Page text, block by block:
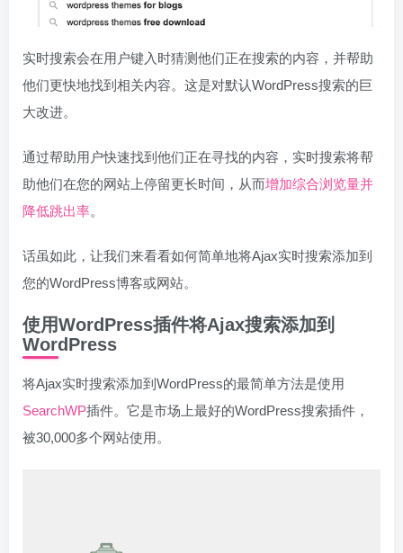
实时搜索会在用户键入时猜测他们正在搜索的内容，并帮助
他们更快地找到相关内容。这是对默认WordPress搜索的巨
大改进。
通过帮助用户快速找到他们正在寻找的内容，实时搜索将帮
助他们在您的网站上停留更长时间，从而增加综合浏览量并
降低跳出率。
话虽如此，让我们来看看如何简单地将Ajax实时搜索添加到
您的WordPress博客或网站。
使用WordPress插件将Ajax搜索添加到
WordPress
将Ajax实时搜索添加到WordPress的最简单方法是使用
SearchWP插件。它是市场上最好的WordPress搜索插件，
被30,000多个网站使用。